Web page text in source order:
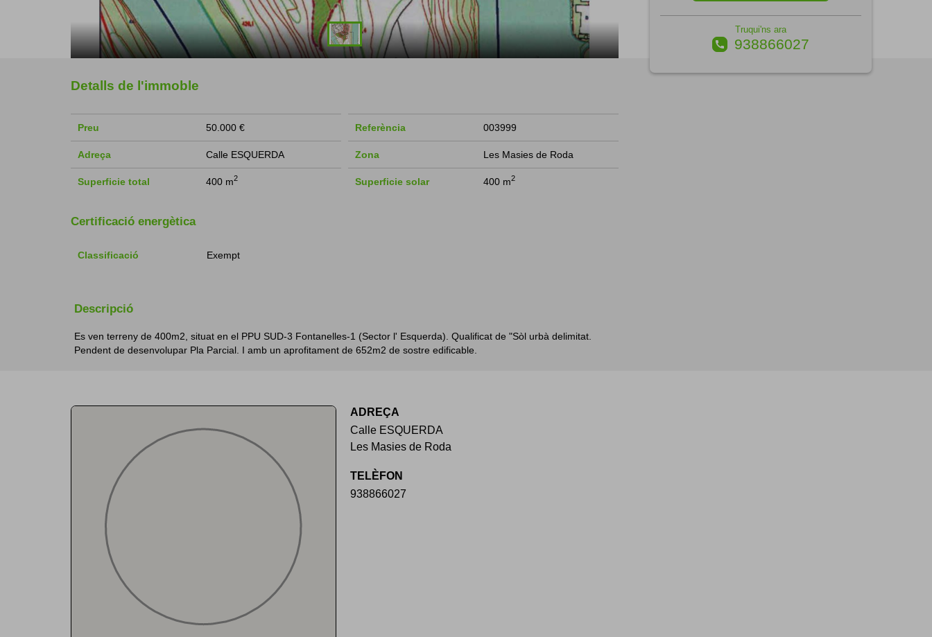
Truqui'ns ara
call 938866027
Detalls de l'immoble
Preu 50.000 € Referència 003999
Adreça Calle ESQUERDA Zona Les Masies de Roda
Superficie total 400 m2 Superficie solar 400 m2
Certificació energètica
Classificació Exempt
Descripció
Es ven terreny de 400m2, situat en el PPU SUD-3 Fontanelles-1 (Sector l' Esquerda). Qualificat de "Sòl urbà delimitat.
Pendent de desenvolupar Pla Parcial. I amb un aprofitament de 652m2 de sostre edificable.
ADREÇA
Calle ESQUERDA
Les Masies de Roda
TELÈFON
938866027